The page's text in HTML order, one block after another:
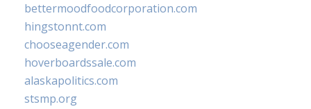
bettermoodfoodcorporation.com
hingstonnt.com
chooseagender.com
hoverboardssale.com
alaskapolitics.com
stsmp.org